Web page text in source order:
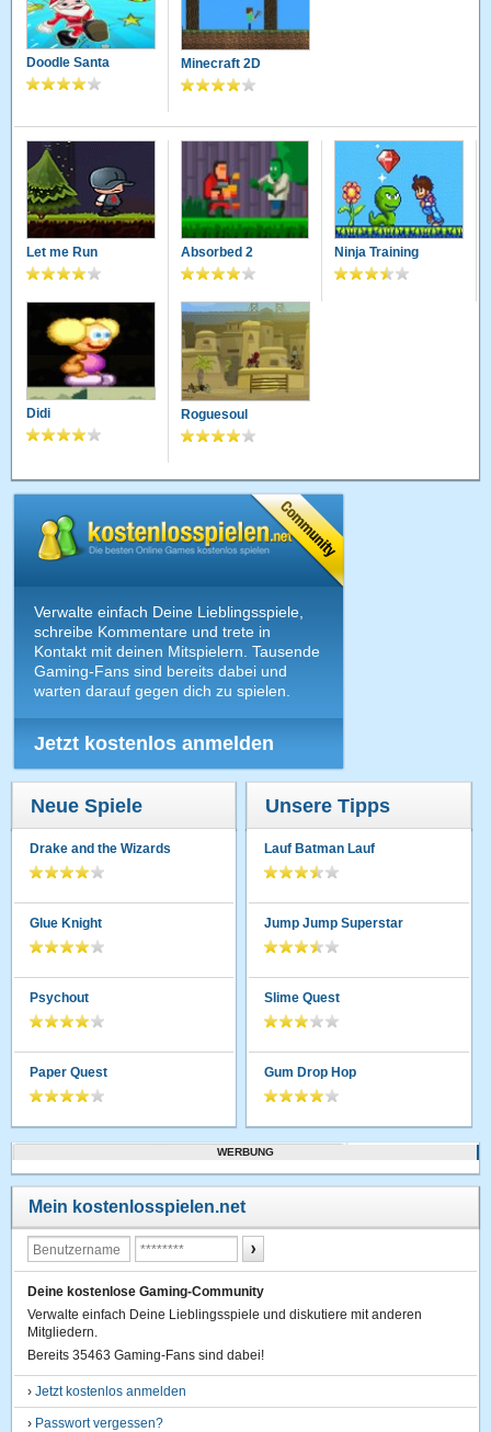
Doodle Santa Minecraft 2D
Let me Run Absorbed 2 Ninja Training
Didi Roguesoul
Verwalte einfach Deine Lieblingsspiele,
schreibe Kommentare und trete in
Kontakt mit deinen Mitspielern. Tausende
Gaming-Fans sind bereits dabei und
warten darauf gegen dich zu spielen.
Jetzt kostenlos anmelden
Neue Spiele
Drake and the Wizards
Glue Knight
Psychout
Paper Quest
Unsere Tipps
Lauf Batman Lauf
Jump Jump Superstar
Slime Quest
Gum Drop Hop
WERBUNG
Mein kostenlosspielen.net
Deine kostenlose Gaming-Community
Verwalte einfach Deine Lieblingsspiele und diskutiere mit anderen
Mitgliedern.
Bereits 35463 Gaming-Fans sind dabei!
›Jetzt kostenlos anmelden
› Passwort vergessen?